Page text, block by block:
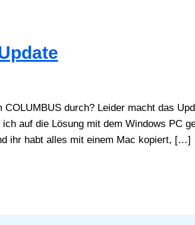
durch? Leider macht das
auf die Lösung mit dem Windows PC
ihr habt alles mit einem Mac kopiert, […]